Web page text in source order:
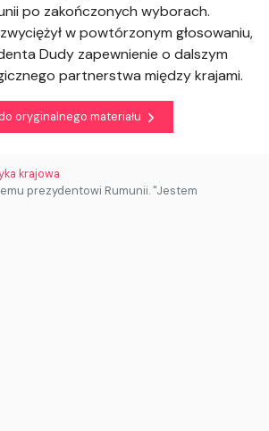
po zakończonych wyborach.
w powtórzonym głosowaniu,
Dudy zapewnienie o dalszym
partnerstwa między krajami.
oryginalnego materiału
krajowa
prezydentowi Rumunii. "Jestem